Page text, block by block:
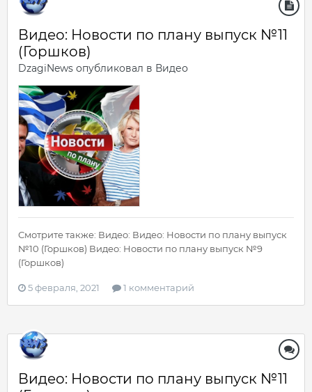
Видео: Новости по плану выпуск №11
(Горшков)
DzagiNews опубликовал в Видео
Смотрите также: Видео: Видео: Новости по плану выпуск
№10 (Горшков) Видео: Новости по плану выпуск №9
(Горшков)
5 февраля, 2021 1 комментарий
Видео: Новости по плану выпуск №11